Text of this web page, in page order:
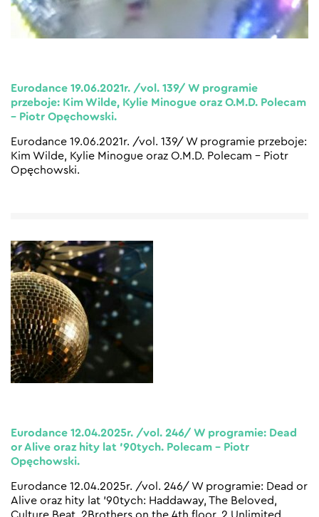
Eurodance 19.06.2021r. /vol. 139/ W programie
przeboje: Kim Wilde, Kylie Minogue oraz O.M.D. Polecam
– Piotr Opęchowski.
Eurodance 19.06.2021r. /vol. 139/ W programie przeboje:
Kim Wilde, Kylie Minogue oraz O.M.D. Polecam – Piotr
Opęchowski.
Eurodance 12.04.2025r. /vol. 246/ W programie: Dead
or Alive oraz hity lat ’90tych. Polecam – Piotr
Opęchowski.
Eurodance 12.04.2025r. /vol. 246/ W programie: Dead or
Alive oraz hity lat ’90tych: Haddaway, The Beloved,
Culture Beat, 2Brothers on the 4th floor, 2 Unlimited,